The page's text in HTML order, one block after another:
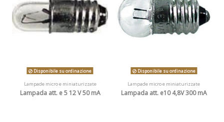
Disponibile su ordinazione
Lampade micro e miniaturizzate
Lampada att. e 5 12 V 50 mA
Disponibile su ordinazione
Lampade micro e miniaturizzate
Lampada att. e10 4,8V 300 mA